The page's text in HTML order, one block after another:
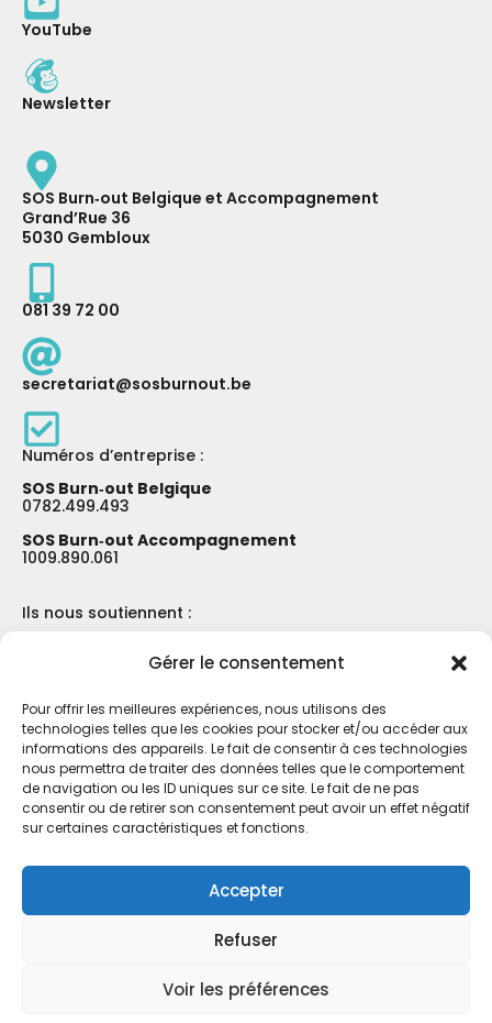
Gérer le consentement
Pour offrir les meilleures expériences, nous utilisons des
technologies telles que les cookies pour stocker et/ou accéder aux
informations des appareils. Le fait de consentir à ces technologies
nous permettra de traiter des données telles que le comportement
de navigation ou les ID uniques sur ce site. Le fait de ne pas
consentir ou de retirer son consentement peut avoir un effet négatif
sur certaines caractéristiques et fonctions.
Accepter
Refuser
Voir les préférences
YouTube
Newsletter
SOS Burn‑out Belgique et Accompagnement
Grand’Rue 36
5030 Gembloux
081 39 72 00
secretariat@sosburnout.be
Numéros d’entreprise :
SOS Burn‑out Belgique
0782.499.493
SOS Burn‑out Accompagnement
1009.890.061
Ils nous soutiennent :